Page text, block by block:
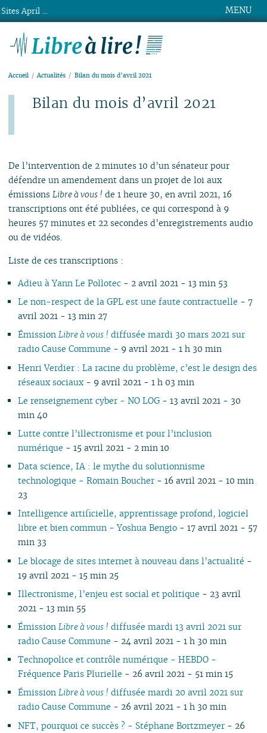
MENU
Accueil Actualités Bilan du mois d’avril 2021
Bilan du mois d’avril 2021
De l’intervention de 2 minutes 10 d’un sénateur pour
défendre un amendement dans un projet de loi aux
émissionsLibre à vous ! de 1 heure 30, en avril 2021, 16
transcriptions ont été publiées, ce qui correspond à 9
heures 57 minutes et 22 secondes d’enregistrements audio
ou de vidéos.
Liste de ces transcriptions :
Adieu à Yann Le Pollotec - 2 avril 2021 - 13 min 53
Le non-respect de la GPL est une faute contractuelle - 7
avril 2021 - 13 min 27
ÉmissionLibre à vous ! diffusée mardi 30 mars 2021 sur
radio Cause Commune - 9 avril 2021 - 1 h 30 min
Henri Verdier : La racine du problème, c’est le design des
réseaux sociaux - 9 avril 2021 - 1 h 03 min
Le renseignement cyber - NO LOG - 13 avril 2021 - 30
min 40
Lutte contre l’illectronisme et pour l’inclusion
numérique - 15 avril 2021 - 2 min 10
Data science, IA : le mythe du solutionnisme
technologique - Romain Boucher - 16 avril 2021 - 10 min
23
Intelligence artificielle, apprentissage profond, logiciel
libre et bien commun - Yoshua Bengio - 17 avril 2021 - 57
min 33
Le blocage de sites internet à nouveau dans l’actualité -
19 avril 2021 - 15 min 25
Illectronisme, l’enjeu est social et politique - 23 avril
2021 - 13 min 55
ÉmissionLibre à vous ! diffusée mardi 13 avril 2021 sur
radio Cause Commune - 24 avril 2021 - 1 h 30 min
Technopolice et contrôle numérique - HEBDO -
Fréquence Paris Plurielle - 26 avril 2021 - 51 min 15
ÉmissionLibre à vous ! diffusée mardi 20 avril 2021 sur
radio Cause Commune - 26 avril 2021 - 1 h 30 min
NFT, pourquoi ce succès ? - Stéphane Bortzmeyer - 26
Sites April ...